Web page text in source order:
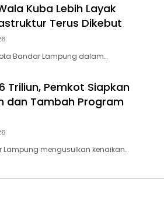
Kuba Lebih Layak
Terus Dikebut
Bandar Lampung dalam…
Triliun, Pemkot Siapkan
dan Tambah Program
Lampung mengusulkan kenaikan…